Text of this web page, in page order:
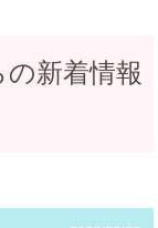
新着情報